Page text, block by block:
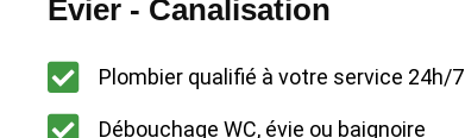
Évier - Canalisation
Plombier qualifié à votre service 24h/7
Débouchage WC, évie ou baignoire